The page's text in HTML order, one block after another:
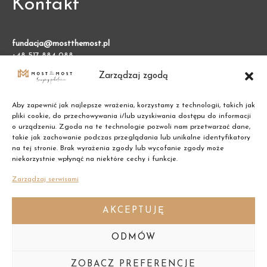
Zarządzaj zgodą
Aby zapewnić jak najlepsze wrażenia, korzystamy z technologii, takich jak
pliki cookie, do przechowywania i/lub uzyskiwania dostępu do informacji
o urządzeniu. Zgoda na te technologie pozwoli nam przetwarzać dane,
takie jak zachowanie podczas przeglądania lub unikalne identyfikatory
na tej stronie. Brak wyrażenia zgody lub wycofanie zgody może
niekorzystnie wpłynąć na niektóre cechy i funkcje.
Zarządzaj serwisami
AKCEPTUJĘ
ODMÓW
ZOBACZ PREFERENCJE
Kontakt
fundacja@mostthemost.pl
+48 517 884 088
Fundacja Most the Most
00-801 Warszawa (BGK)
NIP: 7011002609
Copyright © 2021 Most the Most